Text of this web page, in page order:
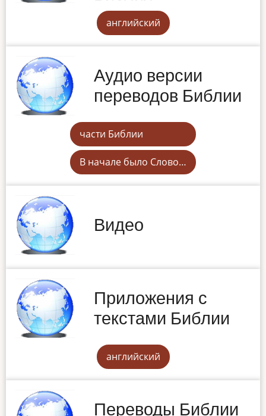
английский
Аудио версии
переводов Библии
части Библии
В начале было Слово…
Видео
Приложения с
текстами Библии
английский
Переводы Библии